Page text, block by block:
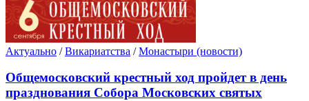
Актуально /Викариатства /Монастыри (новости)
Общемосковский крестный ход пройдет в день
празднования Собора Московских святых